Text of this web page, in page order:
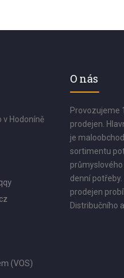
Hodoníně
(VOS)
O nás
Provozujeme
prodejen.
je
sortimentu
denní
prodejen
Distribučního a